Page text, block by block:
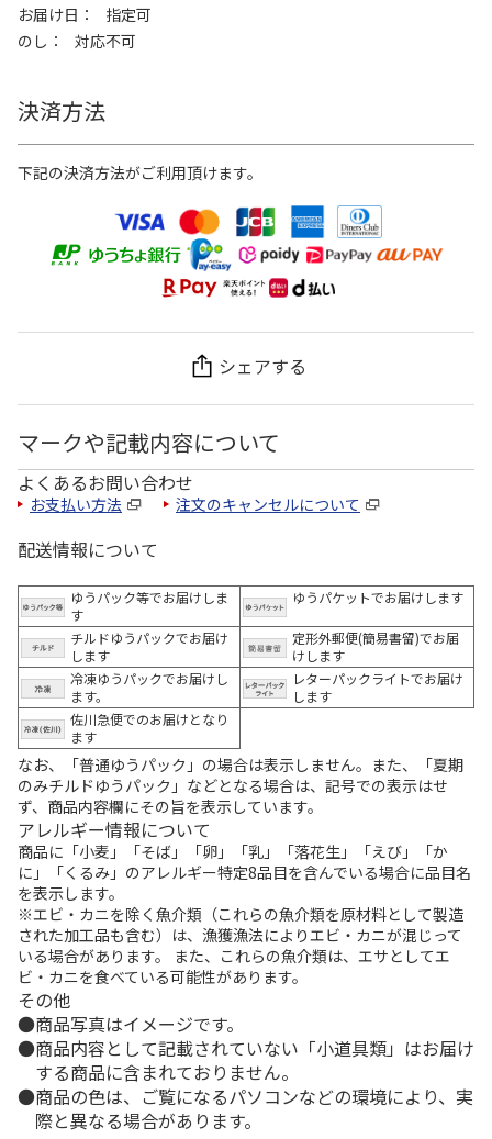
お届け日
指定可
のし
対応不可
決済方法
下記の決済方法がご利用頂けます。
シェアする
マークや記載内容について
よくあるお問い合わせ
お支払い方法 注文のキャンセルについて
配送情報について
ゆうパック等でお届けしま
す
ゆうパケットでお届けします
チルドゆうパックでお届け
します
定形外郵便(簡易書留)でお届
けします
冷凍ゆうパックでお届けし
ます。
レターパックライトでお届け
します
佐川急便でのお届けとなり
ます
なお、「普通ゆうパック」の場合は表示しません。また、「夏期
のみチルドゆうパック」などとなる場合は、記号での表示はせ
ず、商品内容欄にその旨を表示しています。
アレルギー情報について
商品に「小麦」「そば」「卵」「乳」「落花生」「えび」「か
に」「くるみ」のアレルギー特定8品目を含んでいる場合に品目名
を表示します。
※エビ・カニを除く魚介類（これらの魚介類を原材料として製造
された加工品も含む）は、漁獲漁法によりエビ・カニが混じって
いる場合があります。 また、これらの魚介類は、エサとしてエ
ビ・カニを食べている可能性があります。
その他
商品写真はイメージです。
商品内容として記載されていない「小道具類」はお届け
する商品に含まれておりません。
商品の色は、ご覧になるパソコンなどの環境により、実
際と異なる場合があります。